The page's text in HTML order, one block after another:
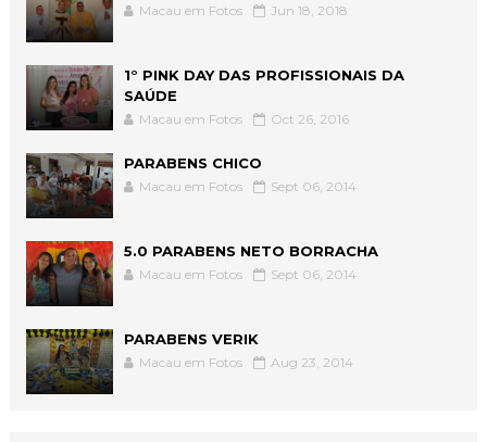
Macau em Fotos Jun 18, 2018
1° PINK DAY DAS PROFISSIONAIS DA
SAÚDE
Macau em Fotos Oct 26, 2016
PARABENS CHICO
Macau em Fotos Sept 06, 2014
5.0 PARABENS NETO BORRACHA
Macau em Fotos Sept 06, 2014
PARABENS VERIK
Macau em Fotos Aug 23, 2014